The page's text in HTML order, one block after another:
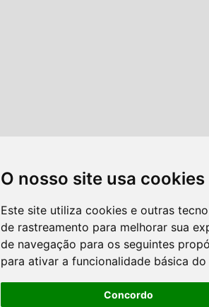
O nosso site usa cookies
Este site utiliza cookies e outras
de rastreamento para melhorar sua
de navegação para os seguintes
para ativar a funcionalidade básica
Concordo